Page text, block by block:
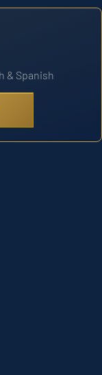
& Spanish